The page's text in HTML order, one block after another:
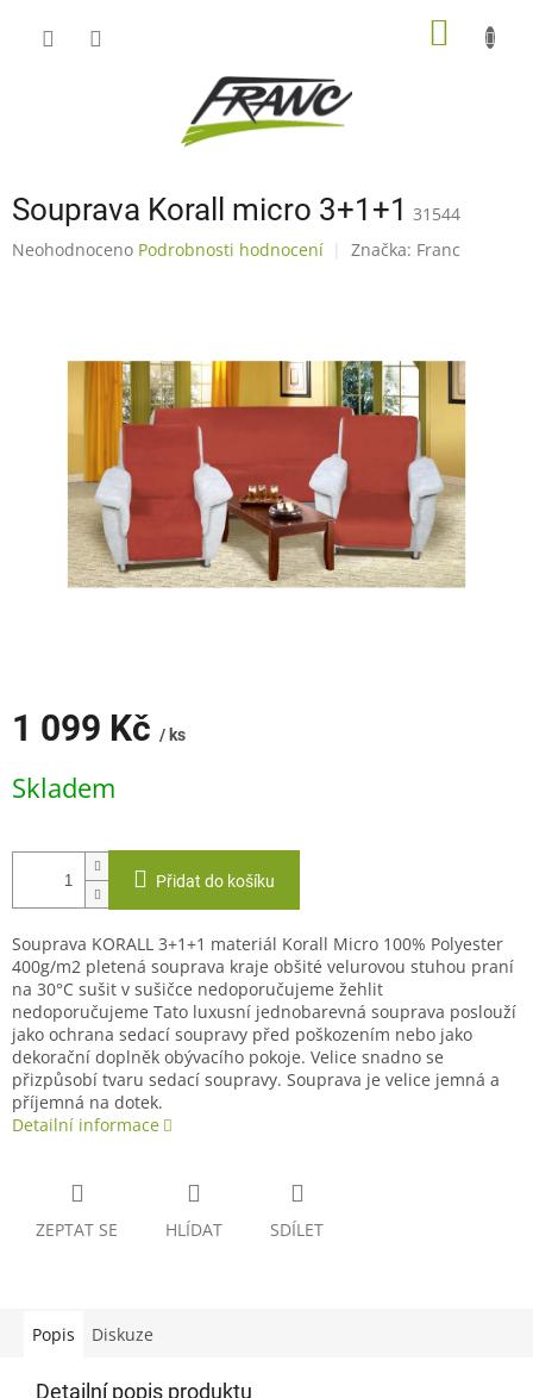
Souprava Korall micro 3+1+1 31544
Průměrné
Neohodnoceno Podrobnosti hodnocení Značka: Franc
1 099 Kč / ks
cena:
Skladem
Přidat do košíku
Souprava KORALL 3+1+1 materiál Korall Micro 100% Polyester
400g/m2 pletená souprava kraje obšité velurovou stuhou praní
na 30°C sušit v sušičce nedoporučujeme žehlit
nedoporučujeme Tato luxusní jednobarevná souprava poslouží
jako ochrana sedací soupravy před poškozením nebo jako
dekorační doplněk obývacího pokoje. Velice snadno se
přizpůsobí tvaru sedací soupravy. Souprava je velice jemná a
příjemná na dotek.
Detailní informace
ZEPTAT SE HLÍDAT SDÍLET
Popis Diskuze
Detailní popis produktu